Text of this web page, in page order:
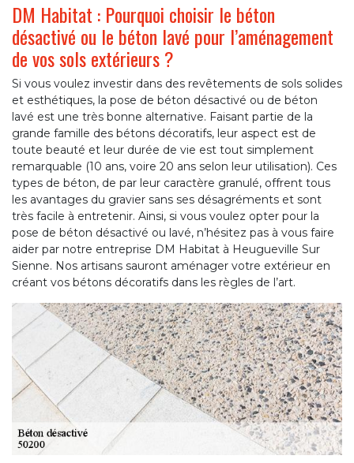
DM Habitat : Pourquoi choisir le béton
désactivé ou le béton lavé pour l’aménagement
de vos sols extérieurs ?
Si vous voulez investir dans des revêtements de sols solides
et esthétiques, la pose de béton désactivé ou de béton
lavé est une très bonne alternative. Faisant partie de la
grande famille des bétons décoratifs, leur aspect est de
toute beauté et leur durée de vie est tout simplement
remarquable (10 ans, voire 20 ans selon leur utilisation). Ces
types de béton, de par leur caractère granulé, offrent tous
les avantages du gravier sans ses désagréments et sont
très facile à entretenir. Ainsi, si vous voulez opter pour la
pose de béton désactivé ou lavé, n’hésitez pas à vous faire
aider par notre entreprise DM Habitat à Heugueville Sur
Sienne. Nos artisans sauront aménager votre extérieur en
créant vos bétons décoratifs dans les règles de l’art.